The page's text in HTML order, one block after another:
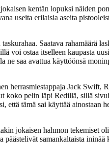
kentän lopuksi näiden
useita erilaisia aseita
Saatava rahamäärä
voi ostaa itselleen kaupasta
ne saa avattua käyttöönsä
herrasmiestappaja Jack
koko pelin läpi Redillä, sillä
tämä sai käyttää ainostaan
jokaisen hahmon tekemiset
samankaltaista